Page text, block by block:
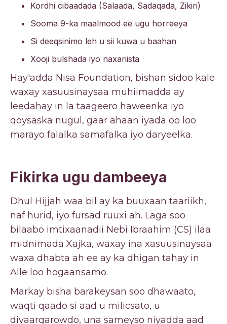
Kordhi cibaadada (Salaada, Sadaqada, Zikiri)
Sooma 9-ka maalmood ee ugu horreeya
Si deeqsinimo leh u sii kuwa u baahan
Xooji bulshada iyo naxariista
Hay'adda Nisa Foundation, bishan sidoo kale
waxay xasuusinaysaa muhiimadda ay
leedahay in la taageero haweenka iyo
qoysaska nugul, gaar ahaan iyada oo loo
marayo falalka samafalka iyo daryeelka.
Fikirka ugu dambeeya
Dhul Hijjah waa bil ay ka buuxaan taariikh,
naf hurid, iyo fursad ruuxi ah. Laga soo
bilaabo imtixaanadii Nebi Ibraahim (CS) ilaa
midnimada Xajka, waxay ina xasuusinaysaa
waxa dhabta ah ee ay ka dhigan tahay in
Alle loo hogaansamo.
Markay bisha barakeysan soo dhawaato,
waqti qaado si aad u milicsato, u
diyaargarowdo, una sameyso niyadda aad